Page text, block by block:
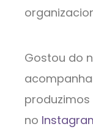
Gostou do
produzimos
no